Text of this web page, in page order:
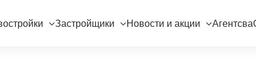
Застройщики Новости и акции Агентсва